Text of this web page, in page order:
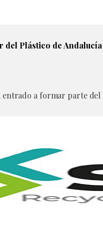
del Plástico de Andalucía
a formar parte del